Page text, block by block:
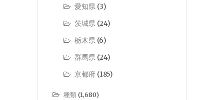
愛知県 (3)
茨城県 (24)
栃木県 (6)
群馬県 (24)
京都府 (185)
種類(1,680)